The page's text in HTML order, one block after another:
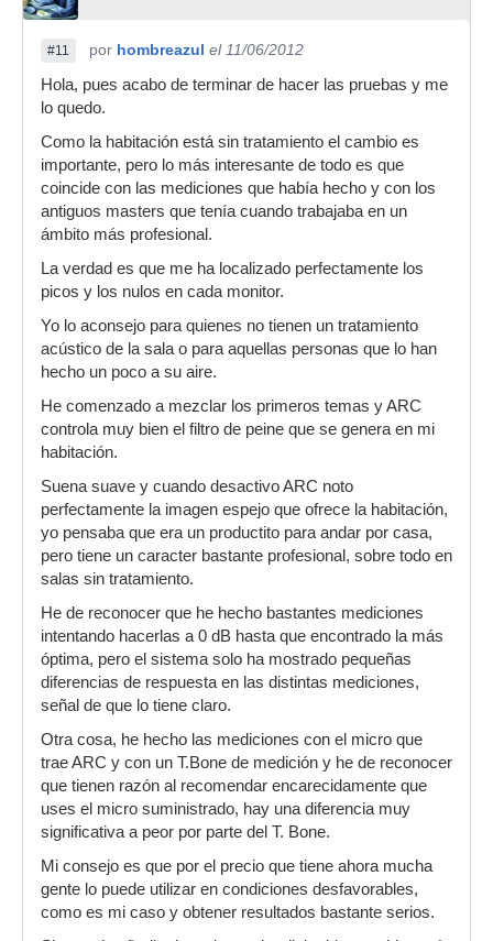
#11 por hombreazul el 11/06/2012
Hola, pues acabo de terminar de hacer las pruebas y me
lo quedo.
Como la habitación está sin tratamiento el cambio es
importante, pero lo más interesante de todo es que
coincide con las mediciones que había hecho y con los
antiguos masters que tenía cuando trabajaba en un
ámbito más profesional.
La verdad es que me ha localizado perfectamente los
picos y los nulos en cada monitor.
Yo lo aconsejo para quienes no tienen un tratamiento
acústico de la sala o para aquellas personas que lo han
hecho un poco a su aire.
He comenzado a mezclar los primeros temas y ARC
controla muy bien el filtro de peine que se genera en mi
habitación.
Suena suave y cuando desactivo ARC noto
perfectamente la imagen espejo que ofrece la habitación,
yo pensaba que era un productito para andar por casa,
pero tiene un caracter bastante profesional, sobre todo en
salas sin tratamiento.
He de reconocer que he hecho bastantes mediciones
intentando hacerlas a 0 dB hasta que encontrado la más
óptima, pero el sistema solo ha mostrado pequeñas
diferencias de respuesta en las distintas mediciones,
señal de que lo tiene claro.
Otra cosa, he hecho las mediciones con el micro que
trae ARC y con un T.Bone de medición y he de reconocer
que tienen razón al recomendar encarecidamente que
uses el micro suministrado, hay una diferencia muy
significativa a peor por parte del T. Bone.
Mi consejo es que por el precio que tiene ahora mucha
gente lo puede utilizar en condiciones desfavorables,
como es mi caso y obtener resultados bastante serios.